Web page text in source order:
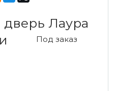
Лаура
Под заказ